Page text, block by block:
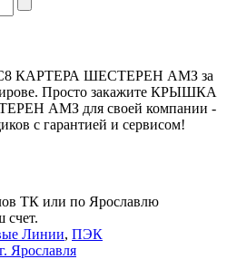
КАРТЕРА ШЕСТЕРЕН АМЗ за
Просто закажите КРЫШКА
АМЗ для своей компании -
с гарантией и сервисом!
ТК или по Ярославлю
счет.
Линии, ПЭК
Ярославля